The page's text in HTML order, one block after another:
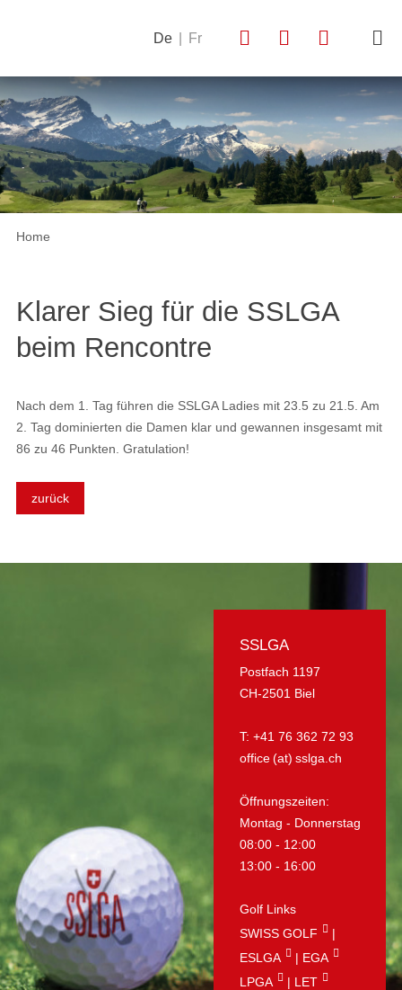
De Fr
Home
Klarer Sieg für die SSLGA
beim Rencontre
Nach dem 1. Tag führen die SSLGA Ladies mit 23.5 zu 21.5. Am
2. Tag dominierten die Damen klar und gewannen insgesamt mit
86 zu 46 Punkten. Gratulation!
zurück
SSLGA
Postfach 1197
CH-2501 Biel
T: +41 76 362 72 93
office (at) sslga.ch
Öffnungszeiten:
Montag - Donnerstag
08:00 - 12:00
13:00 - 16:00
Golf Links
SWISS GOLF
|
ESLGA
| EGA
LPGA
| LET